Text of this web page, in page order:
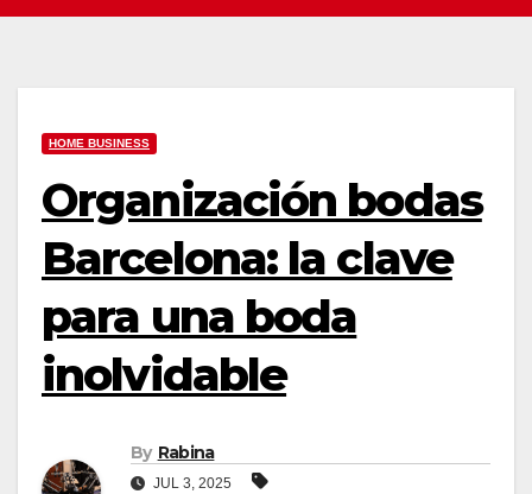
HOME BUSINESS
Organización bodas
Barcelona: la clave
para una boda
inolvidable
By Rabina
JUL 3, 2025